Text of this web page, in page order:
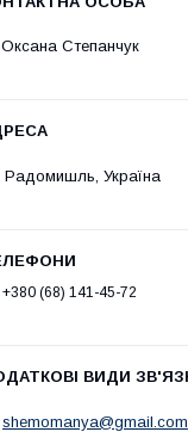
Оксана Степанчук
Радомишль, Україна
+380 (68) 141-45-72
shemomanya@gmail.com